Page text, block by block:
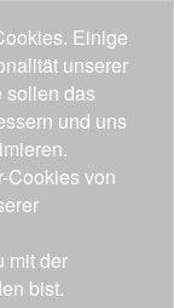
Einige
unserer
sollen das
und uns
Cookies von
mit der
bist.